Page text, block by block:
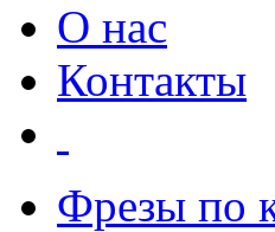
О нас
Контакты
Фрезы по